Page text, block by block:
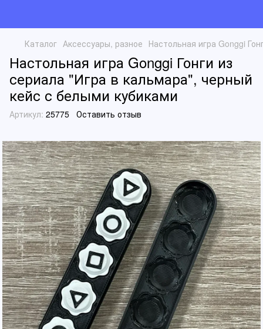
Каталог Аксессуары, разное Настольная игра Gonggi
Настольная игра Gonggi Гонги из
сериала "Игра в кальмара", черный
кейс с белыми кубиками
Артикул: 25775 Оставить отзыв